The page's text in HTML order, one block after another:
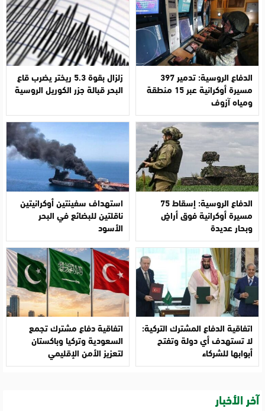
الدفاع الروسية: تدمير 397
مسيرة أوكرانية عبر 15 منطقة
ومياه آزوف
زلزال بقوة 5.3 ريختر يضرب قاع
البحر قبالة جزر الكوريل الروسية
الدفاع الروسية: إسقاط 75
مسيرة أوكرانية فوق أراضٍ
وبحار عديدة
استهداف سفينتين أوكرانيتين
ناقلتين للبضائع في البحر
الأسود
اتفاقية الدفاع المشترك التركية:
لا تستهدف أي دولة وتفتح
أبوابها للشركاء
اتفاقية دفاع مشترك تجمع
السعودية وتركيا وباكستان
لتعزيز الأمن الإقليمي
آخر الأخبار